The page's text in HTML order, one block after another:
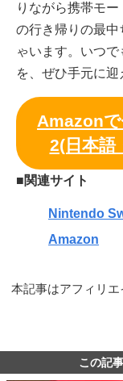
りながら携帯モ
の行き帰りの最中
ゃいます。いつ
を、ぜひ手元に迎
Amazon
2(日本語
■関連サイト
Nintendo
Amazon
本記事はアフィリ
この記